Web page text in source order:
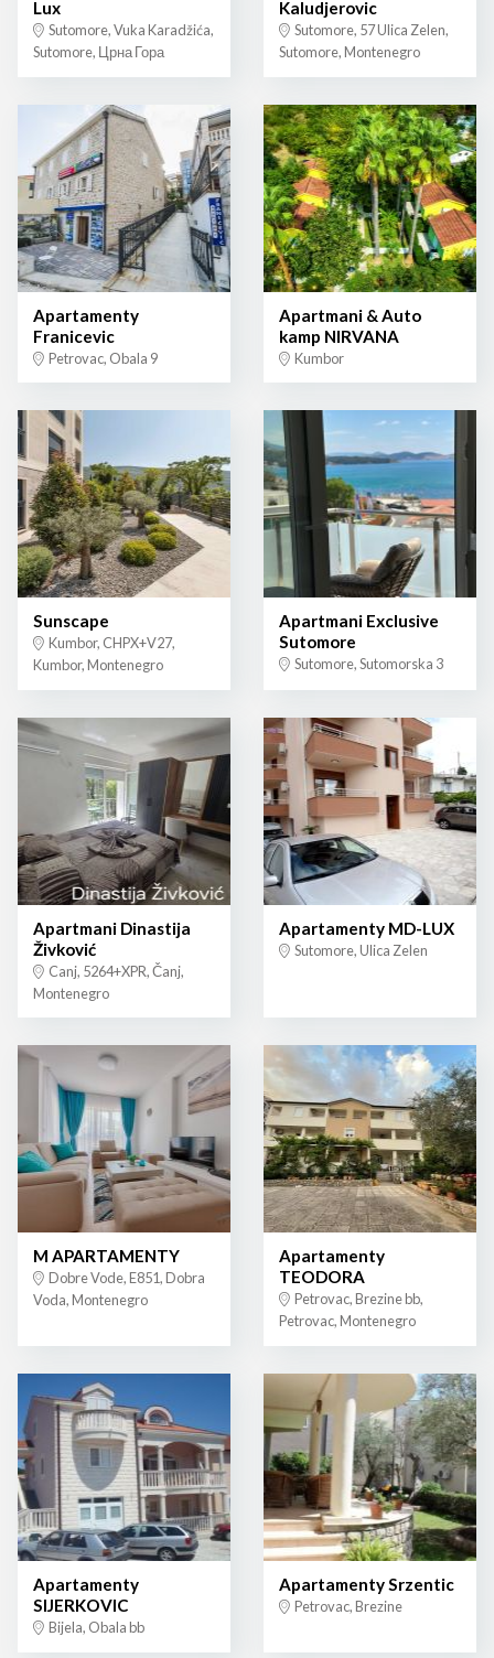
Lux
Sutomore, Vuka Karadžića,
Sutomore, Црна Гора
Kaludjerovic
Sutomore, 57 Ulica Zelen,
Sutomore, Montenegro
Apartamenty
Franicevic
Petrovac, Obala 9
Apartmani & Auto
kamp NIRVANA
Kumbor
Sunscape
Kumbor, CHPX+V27,
Kumbor, Montenegro
Apartmani Exclusive
Sutomore
Sutomore, Sutomorska 3
Apartmani Dinastija
Živković
Canj, 5264+XPR, Čanj,
Montenegro
Apartamenty MD-LUX
Sutomore, Ulica Zelen
M APARTAMENTY
Dobre Vode, E851, Dobra
Voda, Montenegro
Apartamenty
TEODORA
Petrovac, Brezine bb,
Petrovac, Montenegro
Apartamenty
SIJERKOVIC
Bijela, Obala bb
Apartamenty Srzentic
Petrovac, Brezine